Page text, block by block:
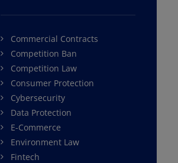
Commercial Contracts
Competition Ban
Competition Law
Consumer Protection
Cybersecurity
Data Protection
E-Commerce
Environment Law
Fintech